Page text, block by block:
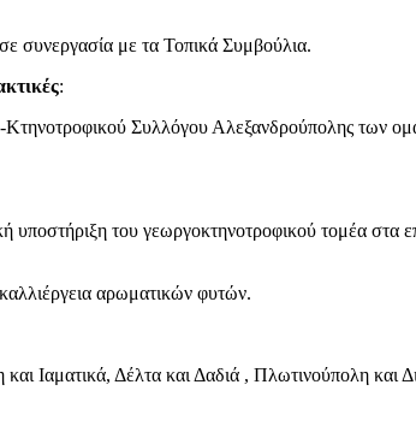
συνεργασία με τα Τοπικά Συμβούλια.
:
Συλλόγου Αλεξανδρούπολης των
του γεωργοκτηνοτροφικού τομέα στα
αρωματικών φυτών.
Ιαματικά, Δέλτα και Δαδιά , Πλωτινούπολη και